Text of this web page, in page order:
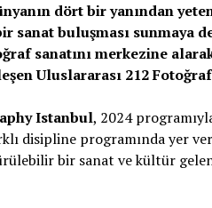
dört bir yanından
sanat buluşması sunmaya
sanatını merkezine
Uluslararası 212
Istanbul, 2024
disipline programında yer
bir sanat ve kültür